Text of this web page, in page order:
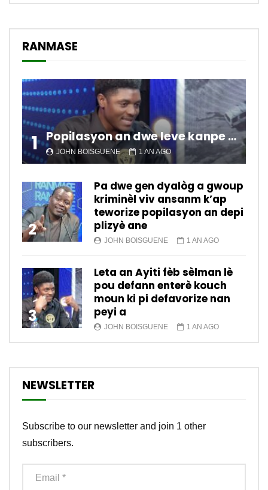
RANMASE
1 Popilasyon an dwe leve kanpe pou chanje sitiyasyon kawotik l’ap viv nan peyi a.
JOHN BOISGUENE 1 AN AGO
2
Pa dwe gen dyalòg a gwoup
kriminèl viv ansanm k’ap
teworize popilasyon an depi
plizyè ane
JOHN BOISGUENE 1 AN AGO
3
Leta an Ayiti fèb sèlman lè
pou defann enterè kouch
moun ki pi defavorize nan
peyi a
JOHN BOISGUENE 1 AN AGO
NEWSLETTER
Subscribe to our newsletter and join 1 other
subscribers.